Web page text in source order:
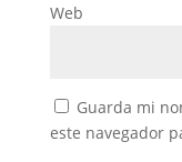
Web
Guarda mi
este navegador